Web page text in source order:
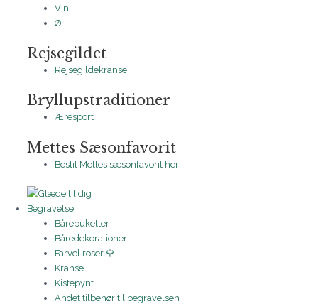
Vin
Øl
Rejsegildet
Rejsegildekranse
Bryllupstraditioner
Æresport
Mettes Sæsonfavorit
Bestil Mettes sæsonfavorit her
Begravelse
Bårebuketter
Båredekorationer
Farvel roser 🌹
Kranse
Kistepynt
Andet tilbehør til begravelsen